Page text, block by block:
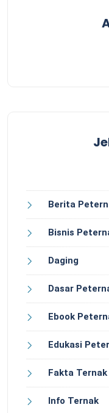
Berita
Bisnis
Daging
Dasar
Ebook
Edukasi
Fakta Ternak
Info Ternak